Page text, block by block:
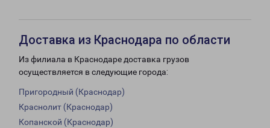
Доставка из Краснодара по области
Из филиала в Краснодаре доставка грузов
осуществляется в следующие города:
Пригородный (Краснодар)
Краснолит (Краснодар)
Копанской (Краснодар)